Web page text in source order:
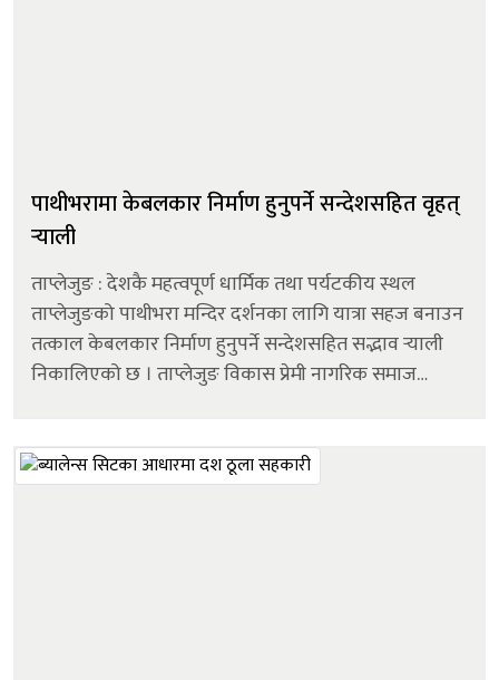
पाथीभरामा केबलकार निर्माण हुनुपर्ने सन्देशसहित वृहत्
र्‍याली
ताप्लेजुङ : देशकै महत्वपूर्ण धार्मिक तथा पर्यटकीय स्थल
ताप्लेजुङको पाथीभरा मन्दिर दर्शनका लागि यात्रा सहज बनाउन
तत्काल केबलकार निर्माण हुनुपर्ने सन्देशसहित सद्भाव र्‍याली
निकालिएको छ । ताप्लेजुङ विकास प्रेमी नागरिक समाज